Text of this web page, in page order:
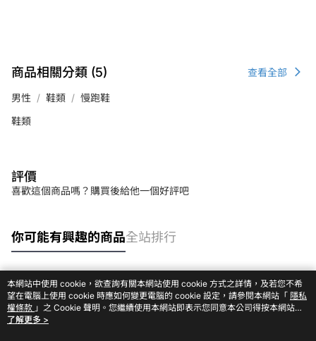
商品相關分類 (5) 查看全部
男性 鞋類
慢跑鞋
鞋類
評價
喜歡這個商品嗎？購買後給他一個好評吧
你可能有興趣的商品全站排行
熱門標籤
本網站中使用 cookie，欲查詢有關本網站使用 cookie 方式之詳情，及若您不希
望在電腦上使用 cookie 時應如何變更電腦的 cookie 設定，請參閱本網站「 隱私
權條款 」之 Cookie 聲明。您繼續使用本網站即表示您同意本公司得按本網站使
用條款之 Cookie 聲明使用 cookie。
了解更多 >